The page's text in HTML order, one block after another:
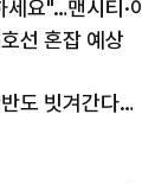
요"…맨시티·이
선 혼잡 예상
도 빗겨간다…